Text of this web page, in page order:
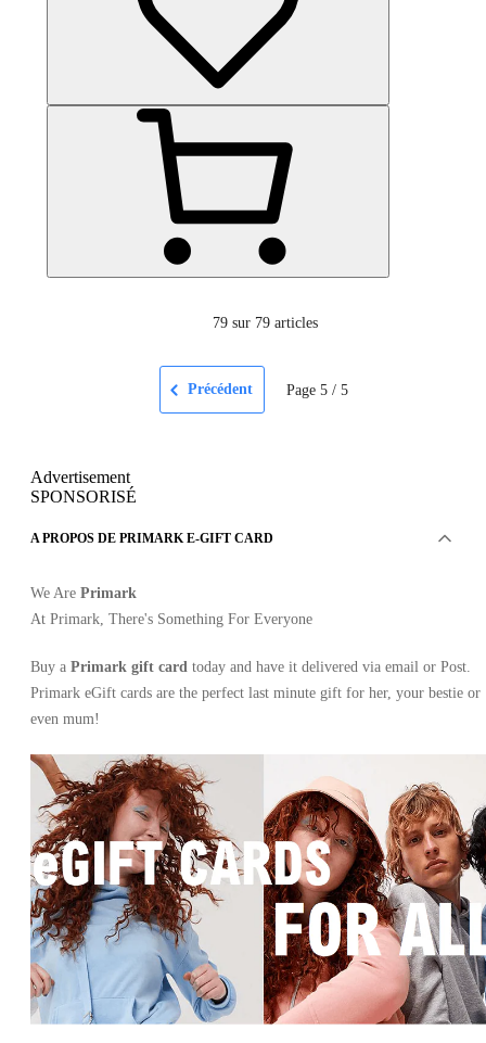
79 sur 79 articles
Précédent Page 5 / 5
Advertisement
SPONSORISÉ
A PROPOS DE PRIMARK E-GIFT CARD
We Are Primark
At Primark, There's Something For Everyone
Buy a Primark gift card today and have it delivered via email or Post.
Primark eGift cards are the perfect last minute gift for her, your bestie or
even mum!